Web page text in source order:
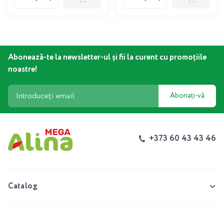
Abonează-te la newsletter-ul și fii la curent cu promoțiile
noastre!
Abonați-vă
+373 60 43 43 46
Catalog